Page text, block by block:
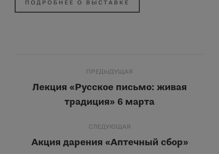
ПОДРОБНЕЕ О ВЫСТАВКЕ
по
записям
ПРЕДЫДУЩАЯ
Лекция «Русское письмо: живая
традиция» 6 марта
СЛЕДУЮЩАЯ
Следующая
Акция дарения «Аптечный сбор»